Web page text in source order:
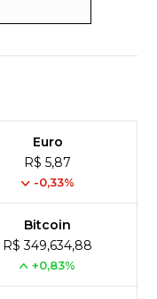
Euro
R$ 5,87
-0,33%
Bitcoin
R$ 349,634,88
+0,83%